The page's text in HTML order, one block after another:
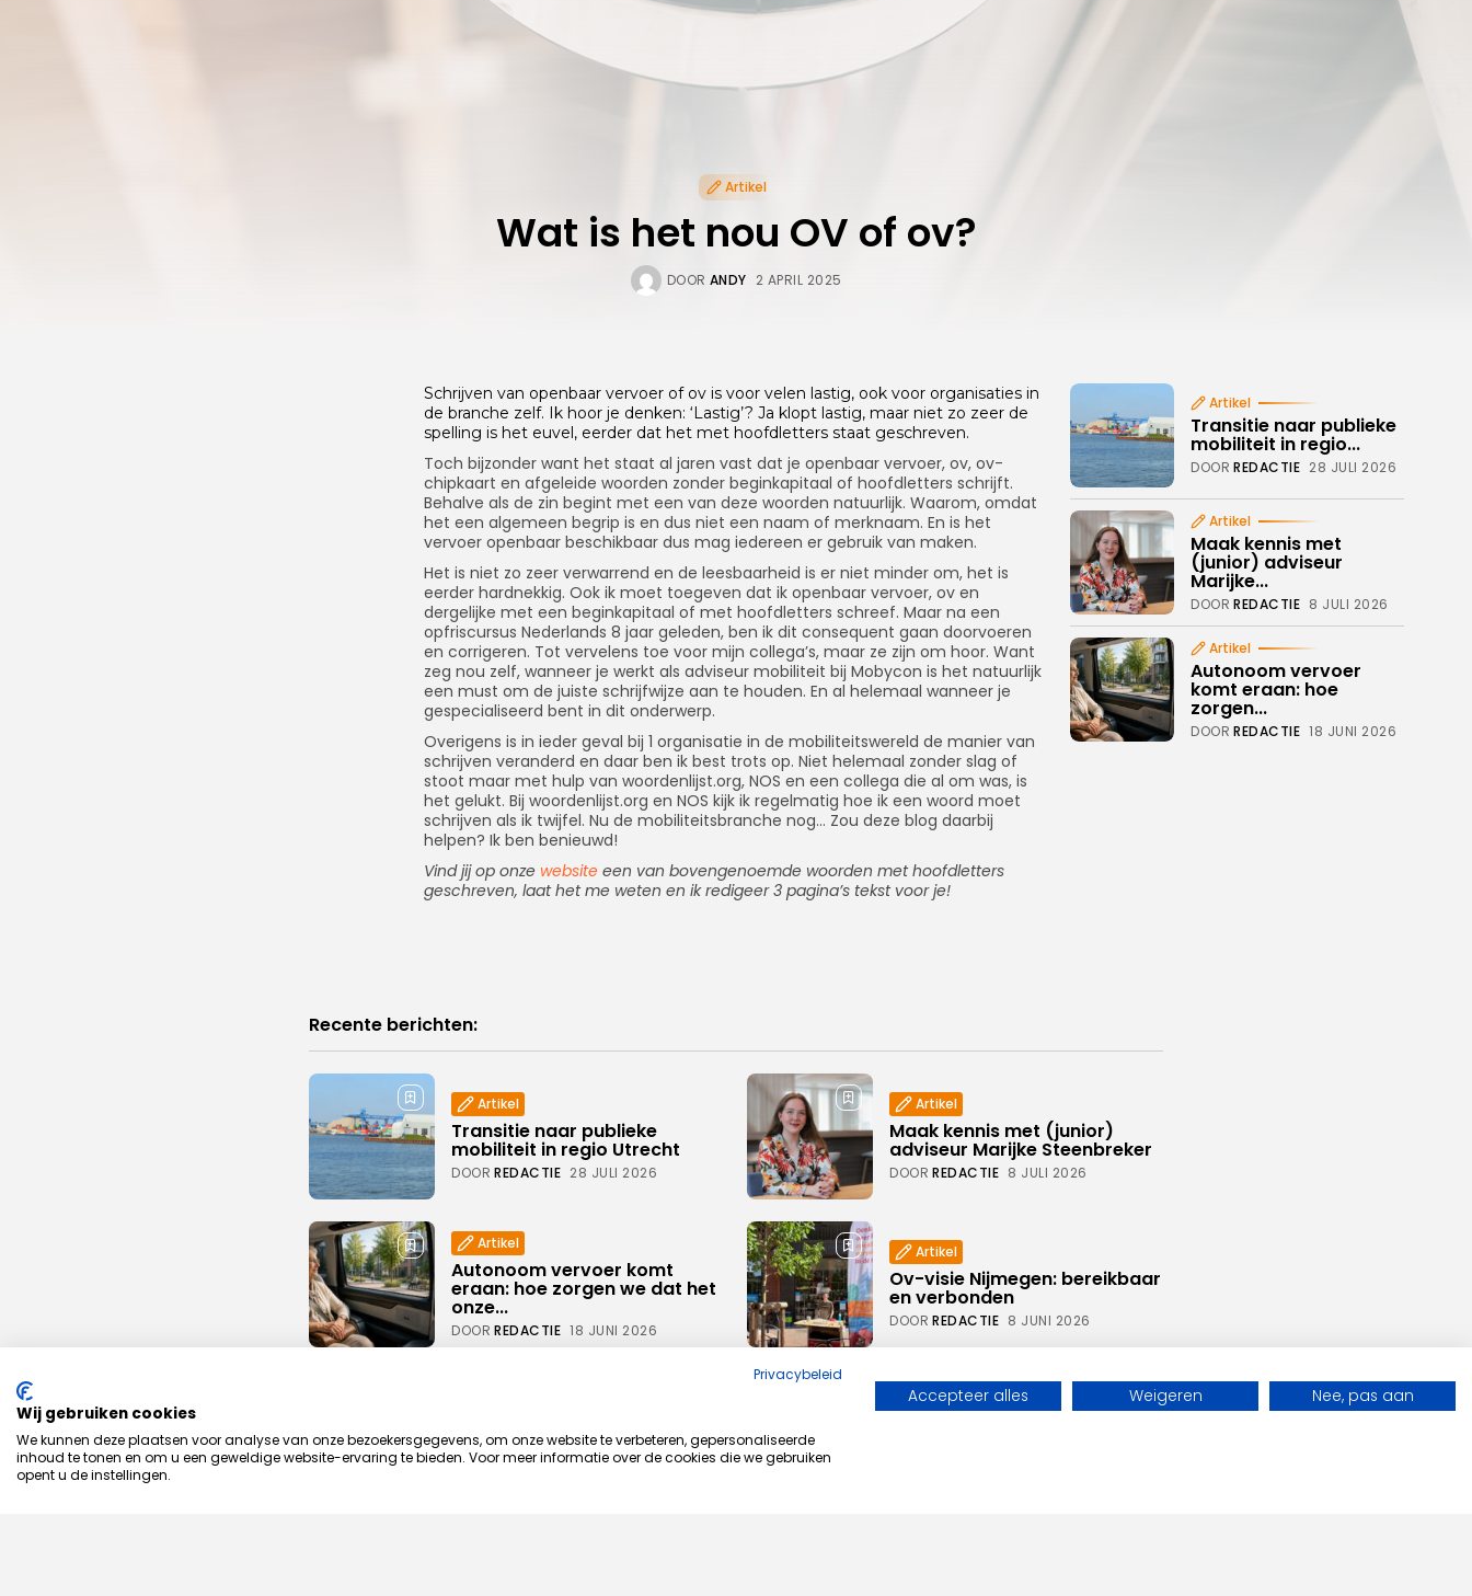
Artikel
Wat is het nou OV of ov?
DOOR ANDY 2 APRIL 2025
Artikel
Transitie naar publieke
mobiliteit in regio...
DOOR REDACTIE 28 JULI 2026
Artikel
Maak kennis met
(junior) adviseur
Marijke...
DOOR REDACTIE 8 JULI 2026
Artikel
Autonoom vervoer
komt eraan: hoe
zorgen...
DOOR REDACTIE 18 JUNI 2026
Schrijven van openbaar vervoer of ov is voor velen lastig, ook voor organisaties in
de branche zelf. Ik hoor je denken: ‘Lastig’? Ja klopt lastig, maar niet zo zeer de
spelling is het euvel, eerder dat het met hoofdletters staat geschreven.
Toch bijzonder want het staat al jaren vast dat je openbaar vervoer, ov, ov-
chipkaart en afgeleide woorden zonder beginkapitaal of hoofdletters schrijft.
Behalve als de zin begint met een van deze woorden natuurlijk. Waarom, omdat
het een algemeen begrip is en dus niet een naam of merknaam. En is het
vervoer openbaar beschikbaar dus mag iedereen er gebruik van maken.
Het is niet zo zeer verwarrend en de leesbaarheid is er niet minder om, het is
eerder hardnekkig. Ook ik moet toegeven dat ik openbaar vervoer, ov en
dergelijke met een beginkapitaal of met hoofdletters schreef. Maar na een
opfriscursus Nederlands 8 jaar geleden, ben ik dit consequent gaan doorvoeren
en corrigeren. Tot vervelens toe voor mijn collega’s, maar ze zijn om hoor. Want
zeg nou zelf, wanneer je werkt als adviseur mobiliteit bij Mobycon is het natuurlijk
een must om de juiste schrijfwijze aan te houden. En al helemaal wanneer je
gespecialiseerd bent in dit onderwerp.
Overigens is in ieder geval bij 1 organisatie in de mobiliteitswereld de manier van
schrijven veranderd en daar ben ik best trots op. Niet helemaal zonder slag of
stoot maar met hulp van woordenlijst.org, NOS en een collega die al om was, is
het gelukt. Bij woordenlijst.org en NOS kijk ik regelmatig hoe ik een woord moet
schrijven als ik twijfel. Nu de mobiliteitsbranche nog… Zou deze blog daarbij
helpen? Ik ben benieuwd!
Vind jij op onze website een van bovengenoemde woorden met hoofdletters
geschreven, laat het me weten en ik redigeer 3 pagina’s tekst voor je!
Recente berichten:
Artikel
Transitie naar publieke
mobiliteit in regio Utrecht
DOOR REDACTIE 28 JULI 2026
Artikel
Maak kennis met (junior)
adviseur Marijke Steenbreker
DOOR REDACTIE 8 JULI 2026
Artikel
Autonoom vervoer komt
eraan: hoe zorgen we dat het
onze...
DOOR REDACTIE 18 JUNI 2026
Artikel
Ov-visie Nijmegen: bereikbaar
en verbonden
DOOR REDACTIE 8 JUNI 2026
ontdek regie op publieke
mobiliteit
Uncategorized
Seminar ‘Vrijwilligersvervoer
Privacybeleid
Wij gebruiken cookies
We kunnen deze plaatsen voor analyse van onze bezoekersgegevens, om onze website te verbeteren, gepersonaliseerde
inhoud te tonen en om u een geweldige website-ervaring te bieden. Voor meer informatie over de cookies die we gebruiken
opent u de instellingen.
Accepteer alles Weigeren Nee, pas aan